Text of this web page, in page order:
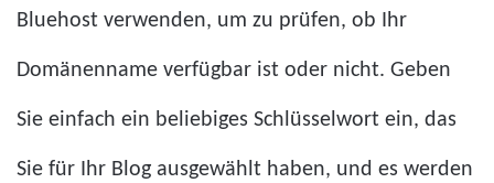
Bluehost verwenden, um zu prüfen, ob Ihr
Domänenname verfügbar ist oder nicht. Geben
Sie einfach ein beliebiges Schlüsselwort ein, das
Sie für Ihr Blog ausgewählt haben, und es werden